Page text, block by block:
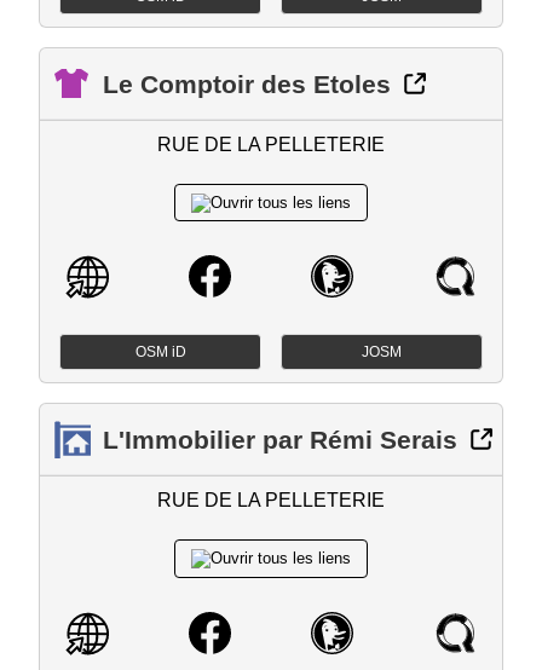
Le Comptoir des Etoles
RUE DE LA PELLETERIE
OSM iD JOSM
L'Immobilier par Rémi Serais
RUE DE LA PELLETERIE